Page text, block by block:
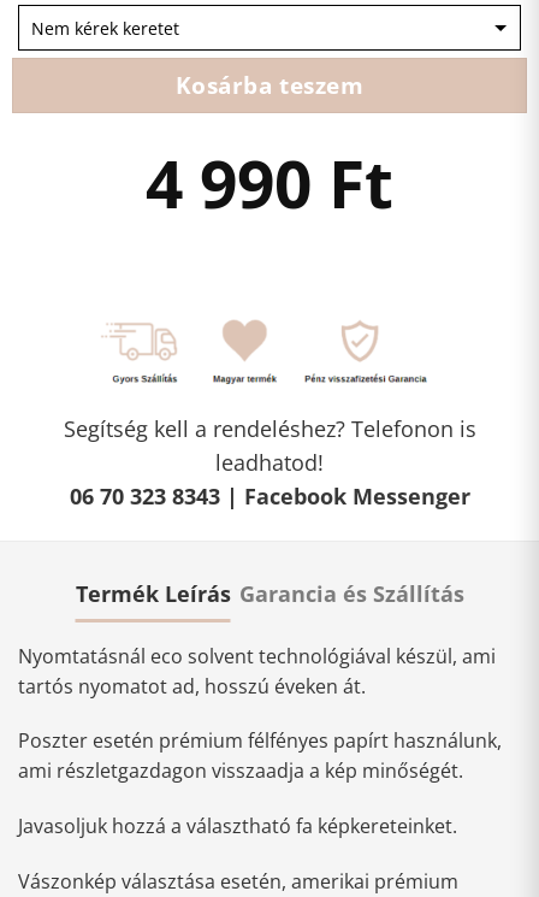
Kosárba teszem
4 990 Ft
Segítség kell a rendeléshez? Telefonon is
leadhatod!
06 70 323 8343 | Facebook Messenger
Termék Leírás Garancia és Szállítás
Nyomtatásnál eco solvent technológiával készül, ami
tartós nyomatot ad, hosszú éveken át.
Poszter esetén prémium félfényes papírt használunk,
ami részletgazdagon visszaadja a kép minőségét.
Javasoljuk hozzá a választható fa képkereteinket.
Vászonkép választása esetén, amerikai prémium